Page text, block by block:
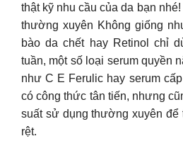
thật kỹ nhu cầu của da bạn
thường xuyên Không giống
bào da chết hay Retinol chỉ
tuần, một số loại serum quyền
như C E Ferulic hay serum
có công thức tân tiến, nhưng
suất sử dụng thường xuyên
rệt.